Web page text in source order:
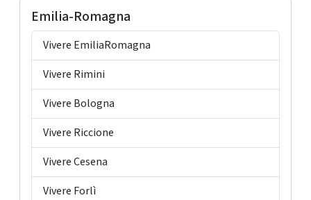
Emilia-Romagna
Vivere EmiliaRomagna
Vivere Rimini
Vivere Bologna
Vivere Riccione
Vivere Cesena
Vivere Forlì